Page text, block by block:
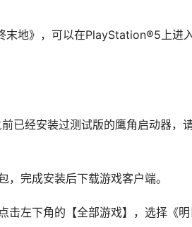
末地》，可以在PlayStation®5上进
已经安装过测试版的鹰角启动器，
完成安装后下载游戏客户端。
击左下角的【全部游戏】，选择《